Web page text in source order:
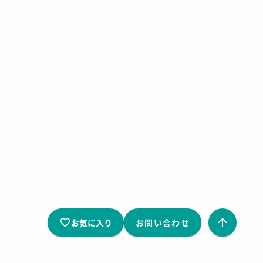
お気に入り お問い合わせ